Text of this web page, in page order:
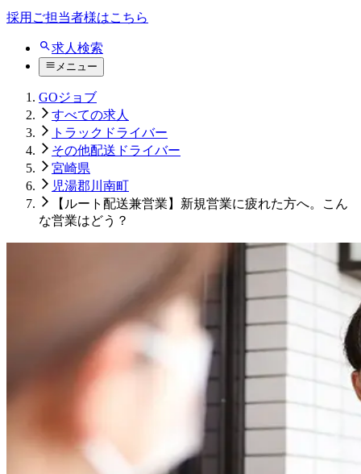
採用ご担当者様はこちら
求人検索
メニュー
GOジョブ
すべての求人
トラックドライバー
その他配送ドライバー
宮崎県
児湯郡川南町
【ルート配送兼営業】新規営業に疲れた方へ。こん
な営業はどう？